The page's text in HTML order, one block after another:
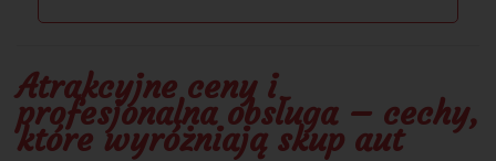
Atrakcyjne ceny i
profesjonalna obsługa – cechy,
które wyróżniają skup aut